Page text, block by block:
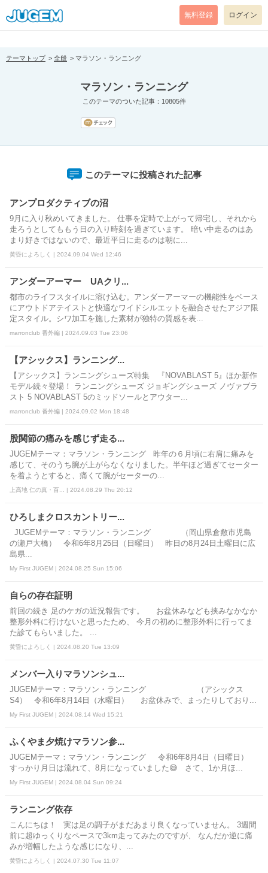
[pear_error: message="Success" code=0 mode=return level=notice
prefix="" info=""]
無料登録 ログイン
テーマトップ 全般 マラソン・ランニング
マラソン・ランニング
このテーマのついた記事：10805件
このテーマに投稿された記事
アンプロダクティブの沼
9月に入り秋めいてきました。 仕事を定時で上がって帰宅し、それから
走ろうとしてももう日の入り時刻を過ぎています。 暗い中走るのはあ
まり好きではないので、最近平日に走るのは朝に...
黄昏によろしく | 2024.09.04 Wed 12:46
アンダーアーマー UAクリ...
都市のライフスタイルに溶け込む。アンダーアーマーの機能性をベース
にアウトドアテイストと快適なワイドシルエットを融合させたアジア限
定スタイル。シワ加工を施した素材が独特の質感を表...
marronclub 番外編 | 2024.09.03 Tue 23:06
【アシックス】ランニング...
【アシックス】ランニングシューズ特集 『NOVABLAST 5』ほか新作
モデル続々登場！ ランニングシューズ ジョギングシューズ ノヴァブラ
スト 5 NOVABLAST 5のミッドソールとアウター...
marronclub 番外編 | 2024.09.02 Mon 18:48
股関節の痛みを感じず走る...
JUGEMテーマ：マラソン・ランニング 昨年の６月頃に右肩に痛みを
感じて、そのうち腕が上がらなくなりました。半年ほど過ぎてセーター
を着ようとすると、痛くて腕がセーターの...
上高地 仁の真・百... | 2024.08.29 Thu 20:12
ひろしまクロスカントリー...
JUGEMテーマ：マラソン・ランニング （岡山県倉敷市児島
の瀬戸大橋） 令和6年8月25日（日曜日） 昨日の8月24日土曜日に広
島県...
My First JUGEM | 2024.08.25 Sun 15:06
自らの存在証明
前回の続き 足のケガの近況報告です。 お盆休みなども挟みなかなか
整形外科に行けないと思ったため、 今月の初めに整形外科に行ってま
た診てもらいました。 ...
黄昏によろしく | 2024.08.20 Tue 13:09
メンバー入りマラソンシュ...
JUGEMテーマ：マラソン・ランニング （アシックス
S4） 令和6年8月14日（水曜日） お盆休みで、まったりしており...
My First JUGEM | 2024.08.14 Wed 15:21
ふくやま夕焼けマラソン参...
JUGEMテーマ：マラソン・ランニング 令和6年8月4日（日曜日）
すっかり月日は流れて、8月になっていました😅 さて、1か月ほ...
My First JUGEM | 2024.08.04 Sun 09:24
ランニング依存
こんにちは！ 実は足の調子がまだあまり良くなっていません。 3週間
前に超ゆっくりなペースで3km走ってみたのですが、 なんだか逆に痛
みが増幅したような感じになり、...
黄昏によろしく | 2024.07.30 Tue 11:07